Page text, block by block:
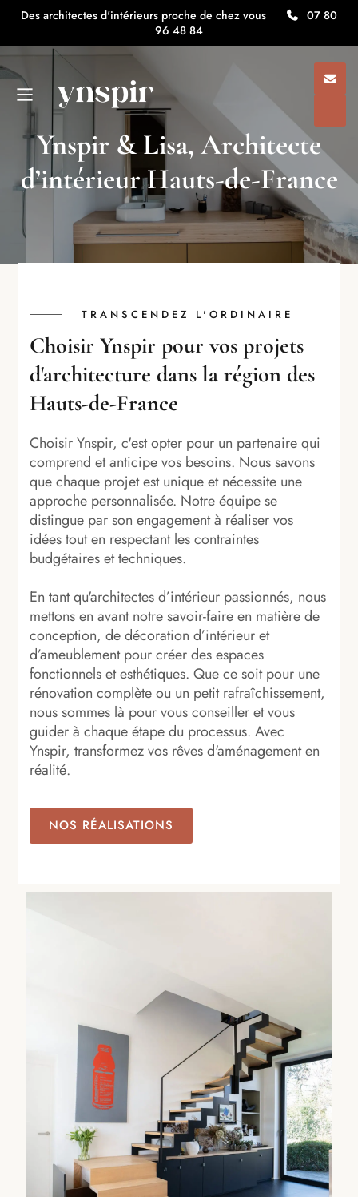
Des architectes d'intérieurs proche de chez vous
07 80
96 48 84
Ynspir & Lisa, Architecte
d’intérieur Hauts-de-France
Architecte d'intérieur ynspir/Ynspir & Lisa, Architecte d’intérieur
Hauts-de-France
TRANSCENDEZ L'ORDINAIRE
Choisir Ynspir pour vos projets
d'architecture dans la région des
Hauts-de-France
Choisir Ynspir, c'est opter pour un partenaire qui
comprend et anticipe vos besoins. Nous savons
que chaque projet est unique et nécessite une
approche personnalisée. Notre équipe se
distingue par son engagement à réaliser vos
idées tout en respectant les contraintes
budgétaires et techniques.
En tant qu'architectes d’intérieur passionnés, nous
mettons en avant notre savoir-faire en matière de
conception, de décoration d’intérieur et
d’ameublement pour créer des espaces
fonctionnels et esthétiques. Que ce soit pour une
rénovation complète ou un petit rafraîchissement,
nous sommes là pour vous conseiller et vous
guider à chaque étape du processus. Avec
Ynspir, transformez vos rêves d'aménagement en
réalité.
NOS RÉALISATIONS